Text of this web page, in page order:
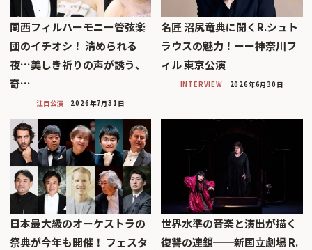
関西フィルハーモニー管弦楽
団のイチオシ！ 清められる
夜…美しき祈りの声が誘う、
奇…
注目公演 2026年7月31日
名匠 沼尻竜典に聞くR.シュト
ラウスの魅力！ーー神奈川フ
ィル 東京公演
INTERVIEW 2026年6月30日
日本最大級のオーケストラの
祭典が今年も開催！ フェスタ
世界水準の音楽と演出が描く
復讐の連鎖──新国立劇場 R.